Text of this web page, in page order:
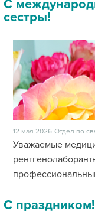
С
сестры!
12 мая 2026 Отдел по
Уважаемые
С праздником!